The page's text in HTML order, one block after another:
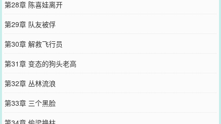
第28章 陈喜娃离开
第29章 队友被俘
第30章 解救飞行员
第31章 变态的狗头老高
第32章 丛林流浪
第33章 三个黑脸